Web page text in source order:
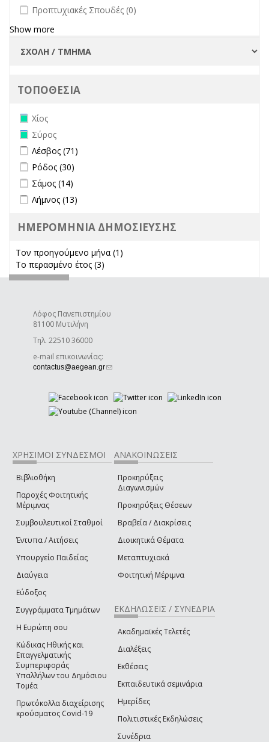
undefined
Προπτυχιακές Σπουδές (0)
Show more
ΤΟΠΟΘΕΣΙΑ
Remove Χίος filter
Χίος
Remove Σύρος filter
Σύρος
Apply Λέσβος filter
Λέσβος (71)
Apply Ρόδος filter
Ρόδος (30)
Apply Σάμος filter
Σάμος (14)
Apply Λήμνος filter
Λήμνος (13)
ΗΜΕΡΟΜΗΝΙΑ ΔΗΜΟΣΙΕΥΣΗΣ
Τον προηγούμενο μήνα (1)
Το περασμένο έτος (3)
Λόφος Πανεπιστημίου
81100 Μυτιλήνη
Τηλ. 22510 36000
e-mail επικοινωνίας:
contactus@aegean.gr(link sends e-mail)
ΧΡΗΣΙΜΟΙ ΣΥΝΔΕΣΜΟΙ
Βιβλιοθήκη
Παροχές Φοιτητικής
Μέριμνας
Συμβουλευτικοί Σταθμοί
Έντυπα / Αιτήσεις
Υπουργείο Παιδείας
Διαύγεια
Εύδοξος
Συγγράμματα Τμημάτων
Η Ευρώπη σου
Κώδικας Ηθικής και
Επαγγελματικής
Συμπεριφοράς
Υπαλλήλων του Δημόσιου
Τομέα
Πρωτόκολλα διαχείρισης
κρούσματος Covid-19
ΑΝΑΚΟΙΝΩΣΕΙΣ
Προκηρύξεις
Διαγωνισμών
Προκηρύξεις Θέσεων
Βραβεία / Διακρίσεις
Διοικητικά Θέματα
Μεταπτυχιακά
Φοιτητική Μέριμνα
ΕΚΔΗΛΩΣΕΙΣ / ΣΥΝΕΔΡΙΑ
Ακαδημαϊκές Τελετές
Διαλέξεις
Εκθέσεις
Εκπαιδευτικά σεμινάρια
Ημερίδες
Πολιτιστικές Εκδηλώσεις
Συνέδρια